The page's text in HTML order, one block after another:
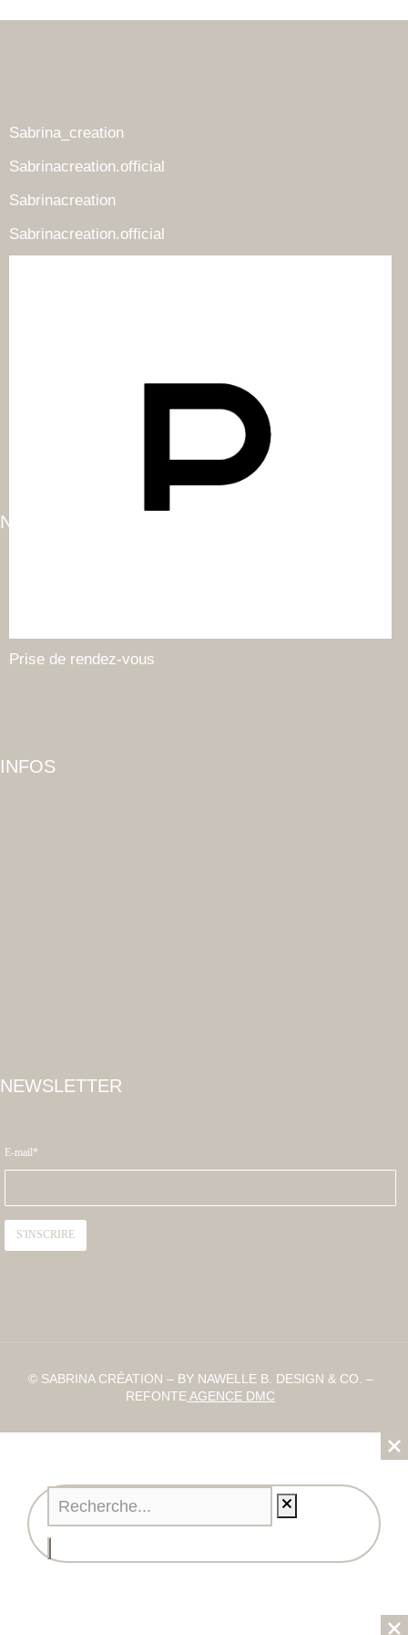
Sabrina_creation
Sabrinacreation.official
Sabrinacreation
Sabrinacreation.official
Prise de rendez-vous
NOS SERVICES
INFOS
NEWSLETTER
E-mail*
© SABRINA CRÉATION – BY NAWELLE B. DESIGN & CO. –
REFONTEAGENCE DMC